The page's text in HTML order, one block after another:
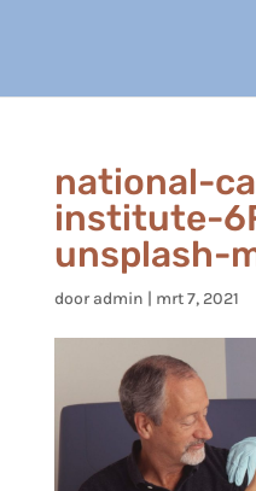
national-
institute-
unsplash-
door admin | mrt 7, 2021